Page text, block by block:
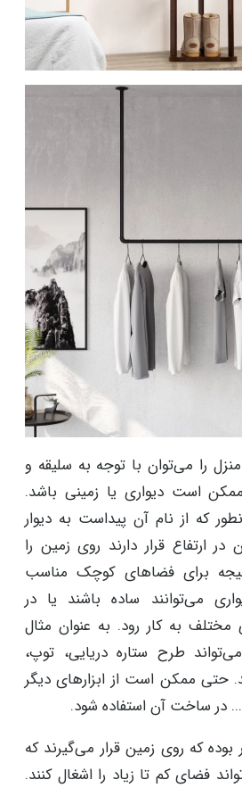
را می‌توان با توجه به سلیقه و
است دیواری یا زمینی باشد.
که از نام آن پیداست به دیوار
قرار دارند روی زمین را
برای فضاهای کوچک مناسب
می‌توانند ساده باشند یا در
به کار رود. به عنوان مثال
طرح ستاره دریایی، توپ،
حتی ممکن است از ابزارهای دیگر
... در ساخت آن استفاده شود.
که روی زمین قرار می‌گیرند که
فضای کم تا زیاد را اشغال کنند.